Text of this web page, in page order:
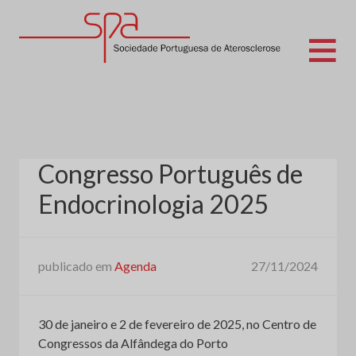
Congresso Português de
Endocrinologia 2025
publicado em Agenda 27/11/2024
30 de janeiro e 2 de fevereiro de 2025, no Centro de
Congressos da Alfândega do Porto